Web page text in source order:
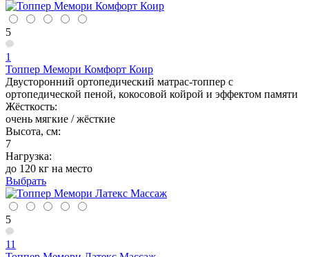
5
1
Топпер Мемори Комфорт Коир
Двусторонний ортопедический матрас-топпер с
ортопедической пеной, кокосовой койрой и эффектом памяти
Жёсткость:
очень мягкие / жёсткие
Высота, см:
7
Нагрузка:
до 120 кг на место
Выбрать
5
11